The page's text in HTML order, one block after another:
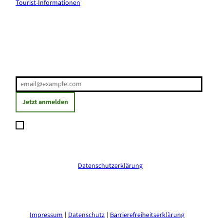
Tourist-Informationen
Jetzt anmelden
Datenschutzerklärung
Impressum Datenschutz Barrierefreiheitserklärung